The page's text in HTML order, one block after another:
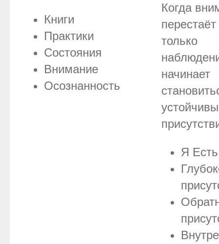
Книги
Практики
Состояния
Внимание
Осознанность
Когда
только
начинает
Я Есть